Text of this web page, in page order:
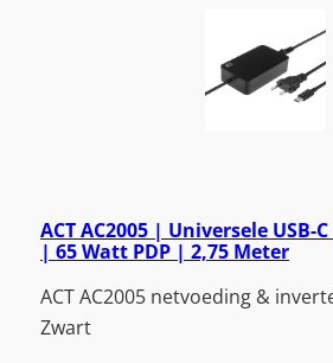
ACT AC2005 | Universele USB-
| 65 Watt PDP | 2,75 Meter
ACT AC2005 netvoeding &
Zwart